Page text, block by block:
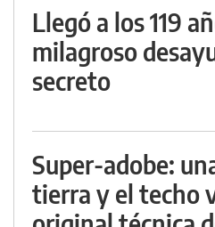
Llegó a los 119
milagroso
secreto
Super-adobe:
tierra y el techo